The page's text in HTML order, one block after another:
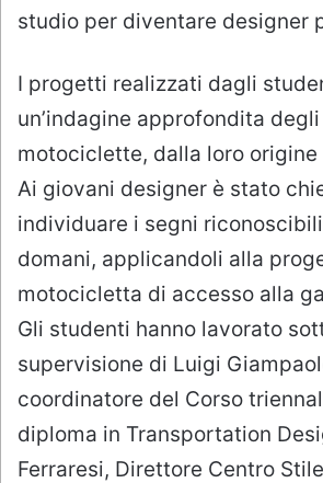
studio per diventare designer
I progetti realizzati dagli
un’indagine approfondita
motociclette, dalla loro
Ai giovani designer è stato
individuare i segni
domani, applicandoli alla
motocicletta di accesso alla
Gli studenti hanno lavorato
supervisione di Luigi
coordinatore del Corso
diploma in Transportation
Ferraresi, Direttore Centro